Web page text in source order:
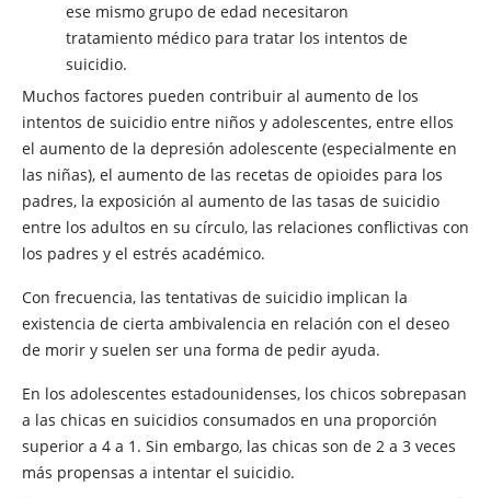
ese mismo grupo de edad necesitaron
tratamiento médico para tratar los intentos de
suicidio.
Muchos factores pueden contribuir al aumento de los
intentos de suicidio entre niños y adolescentes, entre ellos
el aumento de la depresión adolescente (especialmente en
las niñas), el aumento de las recetas de opioides para los
padres, la exposición al aumento de las tasas de suicidio
entre los adultos en su círculo, las relaciones conflictivas con
los padres y el estrés académico.
Con frecuencia, las tentativas de suicidio implican la
existencia de cierta ambivalencia en relación con el deseo
de morir y suelen ser una forma de pedir ayuda.
En los adolescentes estadounidenses, los chicos sobrepasan
a las chicas en suicidios consumados en una proporción
superior a 4 a 1. Sin embargo, las chicas son de 2 a 3 veces
más propensas a intentar el suicidio.